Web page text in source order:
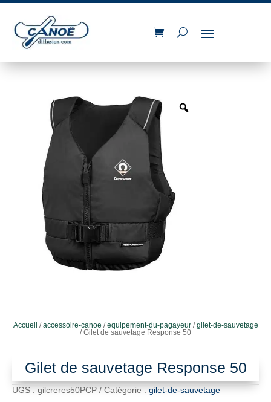
Accueil /accessoire-canoe /equipement-du-pagayeur/gilet-de-sauvetage
/ Gilet de sauvetage Response 50
Gilet de sauvetage Response 50
UGS :gilcreres50PCP Catégorie :gilet-de-sauvetage